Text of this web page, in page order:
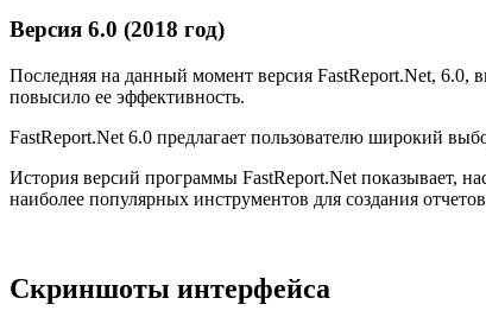
Версия 6.0 (2018 год)
Последняя на данный момент версия FastReport.Net, 6.0,
повысило ее эффективность.
FastReport.Net 6.0 предлагает пользователю широкий
История версий программы FastReport.Net показывает,
наиболее популярных инструментов для создания
Скриншоты интерфейса